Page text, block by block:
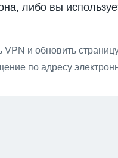
либо вы
и обновить
по адресу